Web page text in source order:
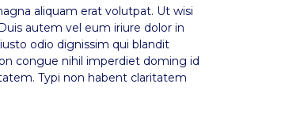
aliquam erat volutpat. Ut wisi
autem vel eum iriure dolor in
odio dignissim qui blandit
congue nihil imperdiet doming id
Typi non habent claritatem